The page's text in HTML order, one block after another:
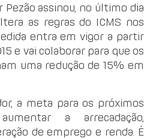
Pezão assinou, no último dia
as regras do ICMS nos
entra em vigor a partir
e vai colaborar para que os
uma redução de 15% em
a meta para os próximos
a arrecadação,
de emprego e renda. É